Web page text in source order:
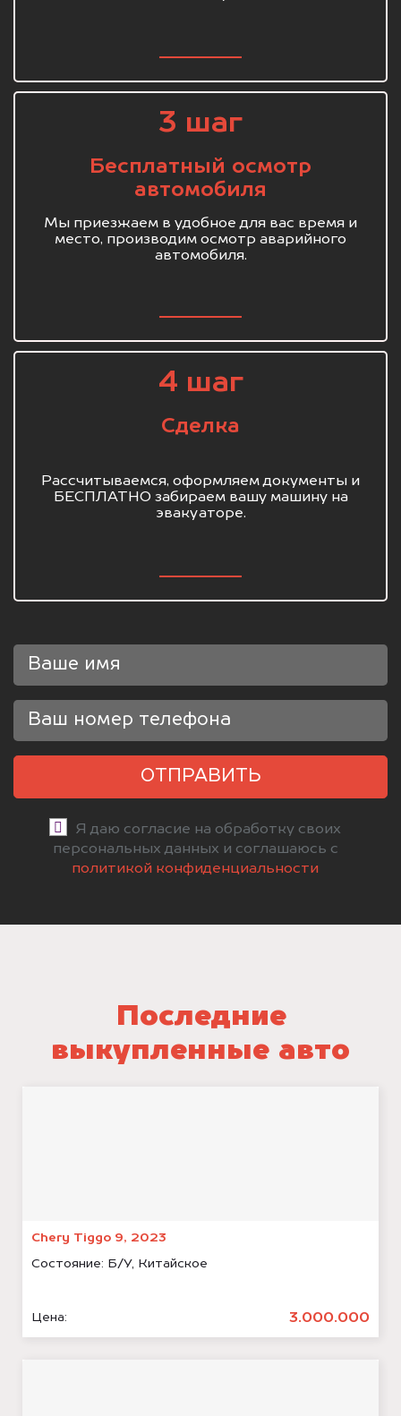
3 шаг
Бесплатный осмотр
автомобиля
Мы приезжаем в удобное для вас время и
место, производим осмотр аварийного
автомобиля.
4 шаг
Сделка
Рассчитываемся, оформляем документы и
БЕСПЛАТНО забираем вашу машину на
эвакуаторе.
ОТПРАВИТЬ
Я даю согласие на обработку своих
персональных данных и соглашаюсь с
политикой конфиденциальности
Последние
выкупленные авто
Chery Tiggo 9, 2023
Состояние: Б/У, Китайское
Цена: 3.000.000